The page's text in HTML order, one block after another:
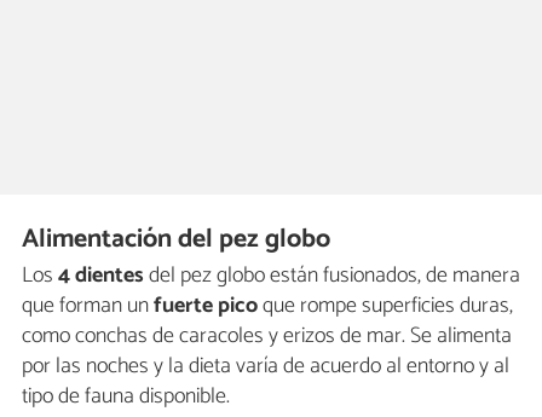
Alimentación del pez globo
Los4 dientesdel pez globo están fusionados, de manera
que forman unfuerte picoque rompe superficies duras,
como conchas de caracoles y erizos de mar. Se alimenta
por las noches y la dieta varía de acuerdo al entorno y al
tipo de fauna disponible.